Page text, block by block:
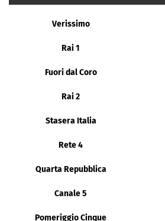
Verissimo
Rai 1
Fuori dal Coro
Rai 2
Stasera Italia
Rete 4
Quarta Repubblica
Canale 5
Pomeriggio Cinque